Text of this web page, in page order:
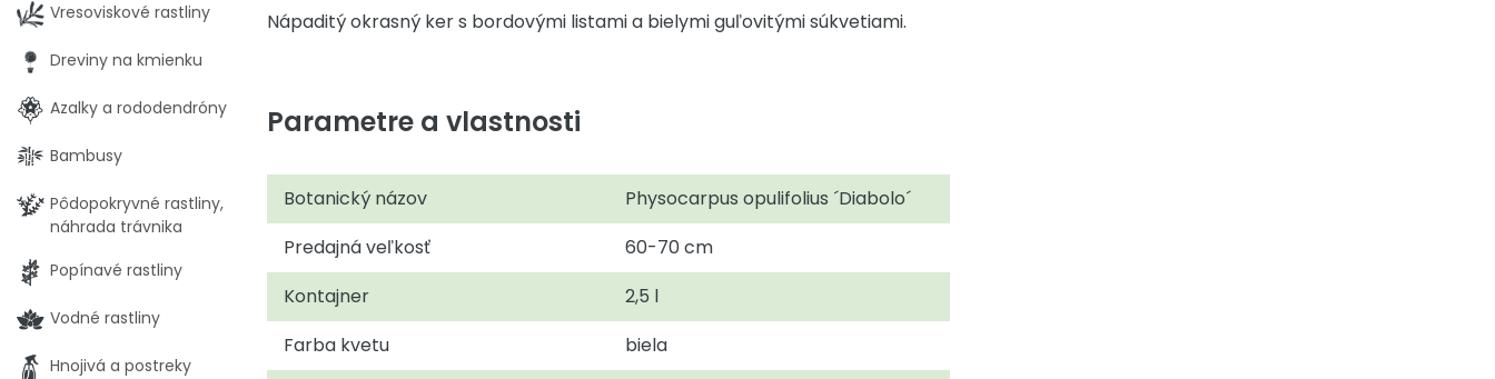
Nápaditý okrasný ker s bordovými listami a bielymi guľovitými súkvetiami.
Parametre a vlastnosti
Botanický názov
Physocarpus opulifolius ´Diabolo´
Predajná veľkosť
60-70 cm
Kontajner
2,5 l
Farba kvetu
biela
Vresoviskové rastliny
Dreviny na kmienku
Azalky a rododendróny
Bambusy
Pôdopokryvné rastliny,
náhrada trávnika
Popínavé rastliny
Vodné rastliny
Hnojivá a postreky